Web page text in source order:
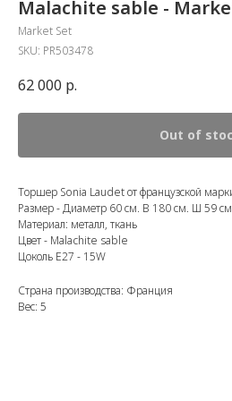
Malachite sable -
Market Set
SKU: PR503478
62 000 р.
Out of
Торшер Sonia Laudet от французской
Размер - Диаметр 60 см. В 180 см. Ш 59
Материал: металл, ткань
Цвет - Malachite sable
Цоколь E27 - 15W
Страна производства: Франция
Вес: 5